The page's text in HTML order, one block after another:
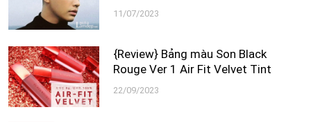
11/07/2023
{Review} Bảng màu Son Black
Rouge Ver 1 Air Fit Velvet Tint
22/09/2023